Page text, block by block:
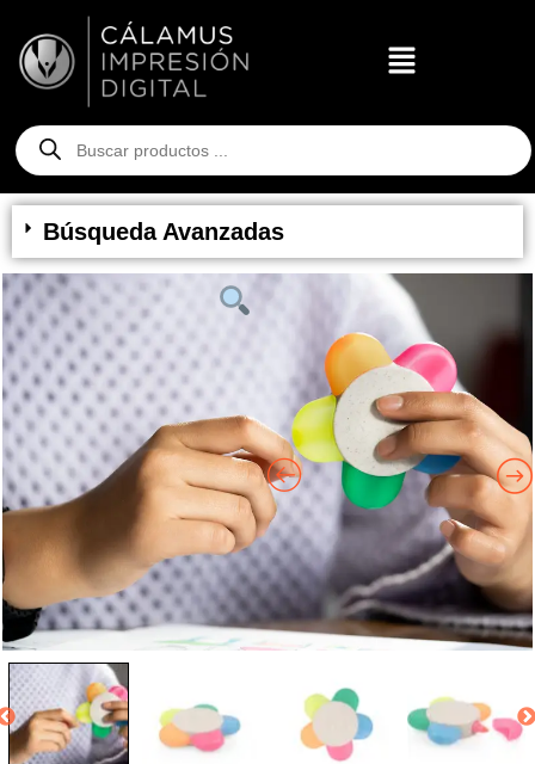
Búsqueda Avanzadas